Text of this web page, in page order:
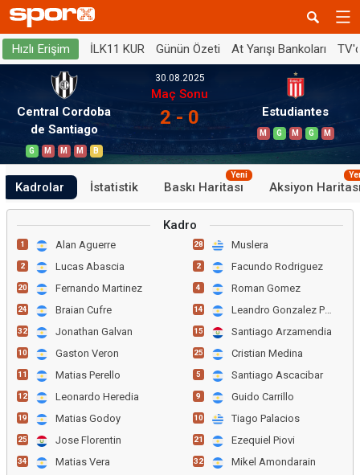
Hızlı Erişim İLK11 KUR Günün Özeti At Yarışı Bankoları
Central Cordoba
de Santiago
G M M M B
30.08.2025
Maç Sonu
2 - 0 Estudiantes
M G M G M
Kadrolar İstatistik Baskı Haritası
Yeni
Aksiyon
Kadro
1 Alan Aguerre
2 Lucas Abascia
20 Fernando Martinez
24 Braian Cufre
32 Jonathan Galvan
10 Gaston Veron
11 Matias Perello
12 Leonardo Heredia
19 Matias Godoy
25 Jose Florentin
34 Matias Vera
28 Muslera
2 Facundo Rodriguez
4 Roman Gomez
14 Leandro Gonzalez Pirez
15 Santiago Arzamendia
25 Cristian Medina
5 Santiago Ascacibar
9 Guido Carrillo
10 Tiago Palacios
21 Ezequiel Piovi
32 Mikel Amondarain